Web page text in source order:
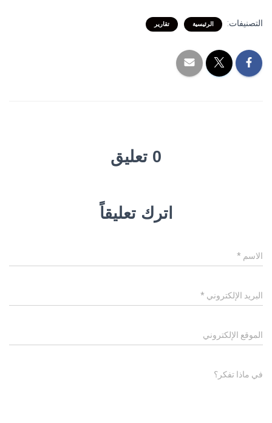
التصنيفات: الرئيسية تقارير
0 تعليق
اترك تعليقاً
الاسم *
البريد الإلكتروني *
الموقع الإلكتروني
في ماذا تفكر؟